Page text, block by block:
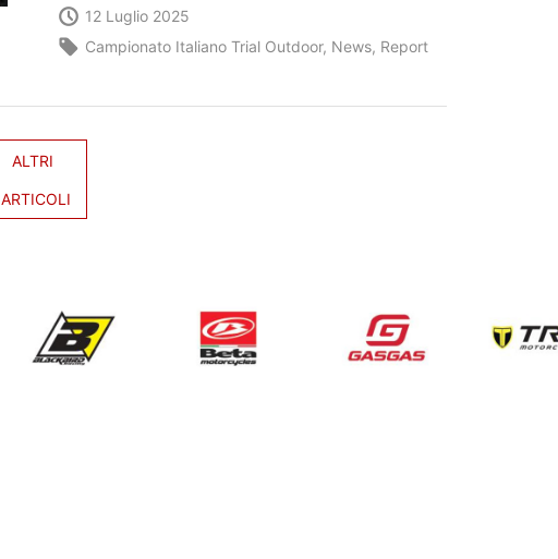
12 Luglio 2025
Campionato Italiano Trial Outdoor, News, Report
ALTRI
ARTICOLI